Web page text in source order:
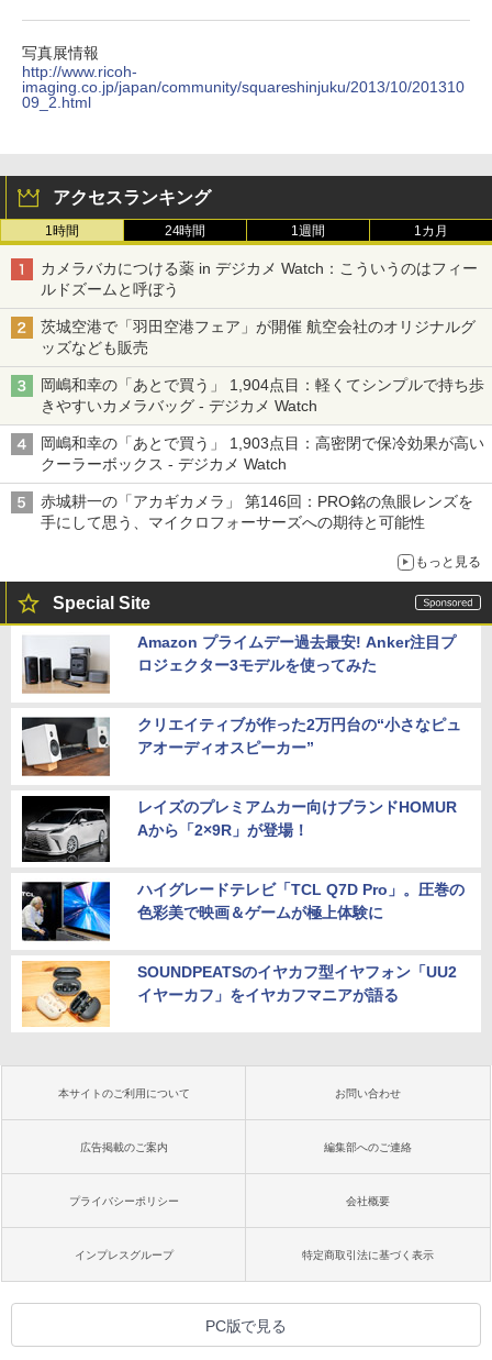
写真展情報
http://www.ricoh-
imaging.co.jp/japan/community/squareshinjuku/2013/10/201310
09_2.html
アクセスランキング
1時間 24時間 1週間 1カ月
カメラバカにつける薬 in デジカメ Watch：こういうのはフィー
ルドズームと呼ぼう
茨城空港で「羽田空港フェア」が開催 航空会社のオリジナルグ
ッズなども販売
岡嶋和幸の「あとで買う」 1,904点目：軽くてシンプルで持ち歩
きやすいカメラバッグ - デジカメ Watch
岡嶋和幸の「あとで買う」 1,903点目：高密閉で保冷効果が高い
クーラーボックス - デジカメ Watch
赤城耕一の「アカギカメラ」 第146回：PRO銘の魚眼レンズを
手にして思う、マイクロフォーサーズへの期待と可能性
もっと見る
Special Site
Amazon プライムデー過去最安! Anker注目プ
ロジェクター3モデルを使ってみた
クリエイティブが作った2万円台の“小さなピュ
アオーディオスピーカー”
レイズのプレミアムカー向けブランドHOMUR
Aから「2×9R」が登場！
ハイグレードテレビ「TCL Q7D Pro」。圧巻の
色彩美で映画＆ゲームが極上体験に
SOUNDPEATSのイヤカフ型イヤフォン「UU2
イヤーカフ」をイヤカフマニアが語る
本サイトのご利用について お問い合わせ
広告掲載のご案内 編集部へのご連絡
プライバシーポリシー 会社概要
インプレスグループ 特定商取引法に基づく表示
PC版で見る